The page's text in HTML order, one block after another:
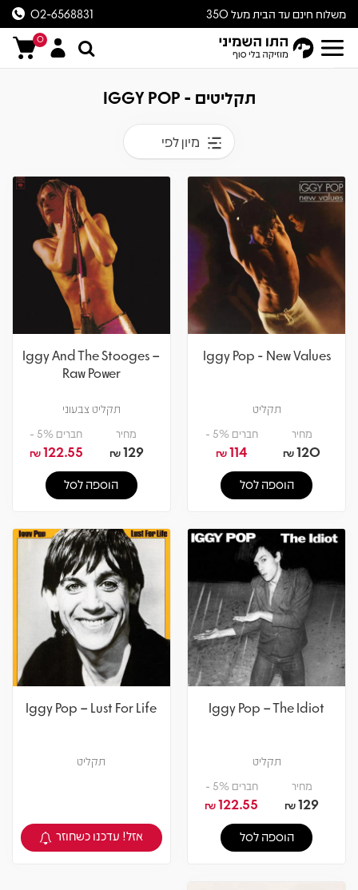
משלוח חינם עד הבית מעל 350
ש״ח
02-6568831
0
תקליטים - IGGY POP
מיון לפי
Iggy Pop - New Values
תקליט
מחיר
120
₪
חברים 5% -
114
₪
הוספה לסל
Iggy And The Stooges –
Raw Power
תקליט צבעוני
מחיר
129
₪
חברים 5% -
122.55
₪
הוספה לסל
Iggy Pop – The Idiot
תקליט
מחיר
129
₪
חברים 5% -
122.55
₪
הוספה לסל
Iggy Pop – Lust For Life
תקליט
צפיה במוצר
אזל! עדכנו כשחוזר